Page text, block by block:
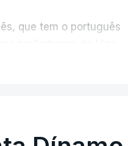
que tem o português
Sturm Graz, com um
da ‘Champions’, o